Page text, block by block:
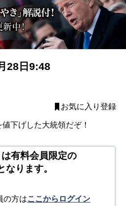
28日9:48
お気に入り登録
下げした大統領だぞ！
有料会員限定の
なります。
の方はここからログイン